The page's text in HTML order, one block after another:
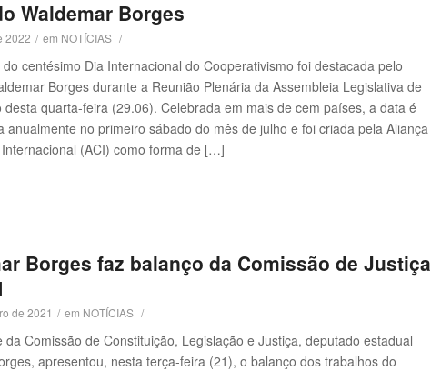
Waldemar Borges
2022 / em NOTÍCIAS /
centésimo Dia Internacional do Cooperativismo foi destacada pelo
Borges durante a Reunião Plenária da Assembleia Legislativa de
desta quarta-feira (29.06). Celebrada em mais de cem países, a data é
anualmente no primeiro sábado do mês de julho e foi criada pela Aliança
(ACI) como forma de […]
Borges faz balanço da Comissão de Justiça
de 2021 / em NOTÍCIAS /
da Comissão de Constituição, Legislação e Justiça, deputado estadual
apresentou, nesta terça-feira (21), o balanço dos trabalhos do